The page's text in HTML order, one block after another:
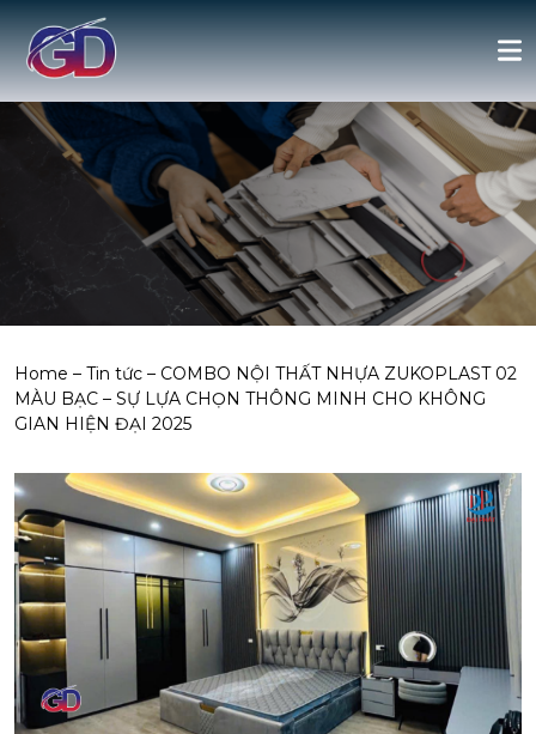
Home – Tin tức – COMBO NỘI THẤT NHỰA ZUKOPLAST 02
MÀU BẠC – SỰ LỰA CHỌN THÔNG MINH CHO KHÔNG
GIAN HIỆN ĐẠI 2025